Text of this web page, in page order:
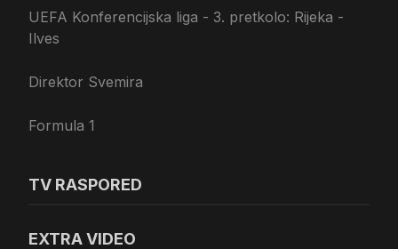
UEFA Konferencijska liga - 3. pretkolo: Rijeka -
Ilves
Direktor Svemira
Formula 1
TV RASPORED
EXTRA VIDEO